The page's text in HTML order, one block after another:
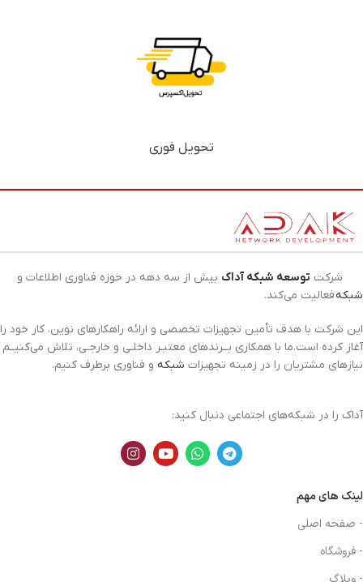
تحویل فوری
شرکت توسعه شبکه آداک بیش از سه دهه در حوزه فناوری اطلاعات و
شبکهفعالیت می‌کند.
این شرکت با هدف تأمین تجهیزات تخصصی و ارائه راهکارهای نوین، کار خود را
آغاز کرده است.ما با همکاری بــرندهای معتبـر داخلـی و خارجـی، تلاش می‌کنیــم
نیازهای مشتریان را در زمینه تجهیزات شبکه و فناوری برطرف کنیم.
آداک را در شبکه‌های اجتماعی دنبال کنید:
لینک های مهم
- صفحه اصلی
- فروشگاه